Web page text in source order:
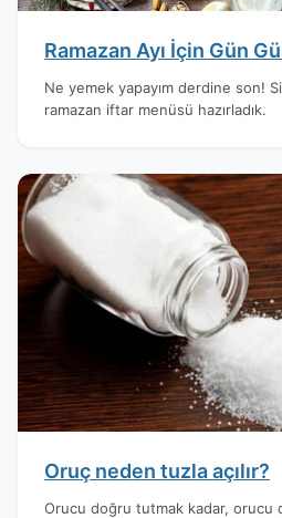
Ramazan Ayı İçin Gün
Ne yemek yapayım derdine son!
ramazan iftar menüsü hazırladık.
Oruç neden tuzla açılır?
Orucu doğru tutmak kadar, orucu